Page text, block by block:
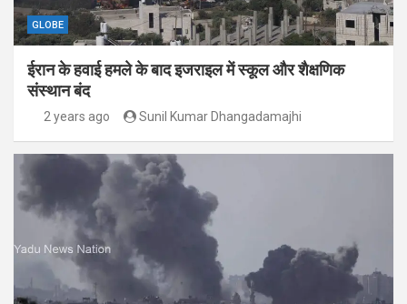
GLOBE
ईरान के हवाई हमले के बाद इजराइल में स्कूल और शैक्षणिक
संस्थान बंद
2 years ago Sunil Kumar Dhangadamajhi